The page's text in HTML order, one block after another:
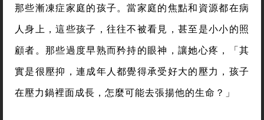
那些漸凍症家庭的孩子。當家庭的焦點和資源都在病
人身上，這些孩子，往往不被看見，甚至是小小的照
顧者。那些過度早熟而矜持的眼神，讓她心疼，「其
實是很壓抑，連成年人都覺得承受好大的壓力，孩子
在壓力鍋裡面成長，怎麼可能去張揚他的生命？」